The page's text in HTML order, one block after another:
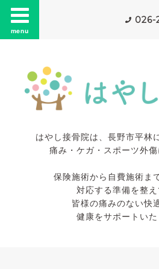
menu
026-
はやし接骨院は、長野市平林
痛み・ケガ・スポーツ外傷
保険施術から自費施術ま
対応する準備を整え
皆様の痛みのない快
健康をサポートいた